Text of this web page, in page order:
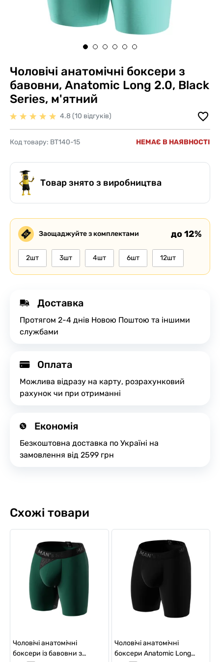
Чоловічі анатомічні боксери з
бавовни, Anatomic Long 2.0, Black
Series, м'ятний
4.8 (10 відгуків)
Код товару: BT140-15 НЕМАЄ В НАЯВНОСТІ
Товар знято з виробництва
Заощаджуйте з комплектами до 12%
2шт 3шт 4шт 6шт 12шт
Доставка
Протягом 2-4 днів Новою Поштою та іншими
службами
Оплата
Можлива відразу на карту, розрахунковий
рахунок чи при отриманні
Економія
Безкоштовна доставка по Україні на
замовлення від 2599 грн
Схожі товари
Чоловічі анатомічні
боксери із бавовни з
Чоловічі анатомічні
боксери Anatomic Long